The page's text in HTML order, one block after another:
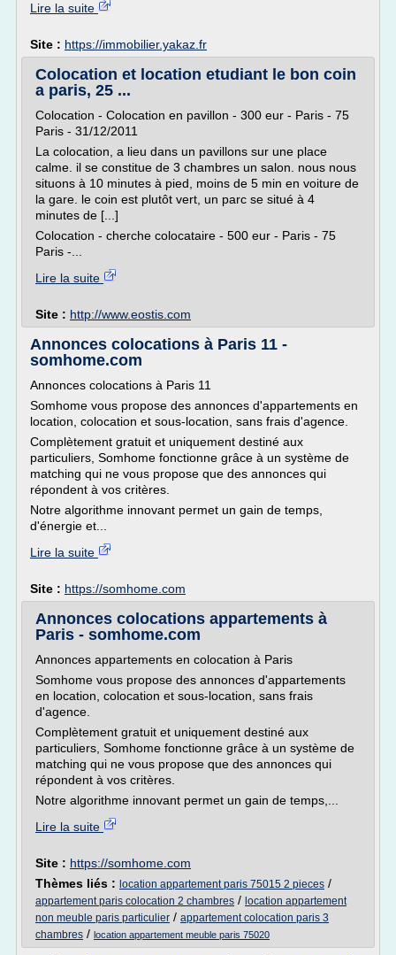
Lire la suite
Site : https://immobilier.yakaz.fr
Colocation et location etudiant le bon coin
a paris, 25 ...
Colocation - Colocation en pavillon - 300 eur - Paris - 75
Paris - 31/12/2011
La colocation, a lieu dans un pavillons sur une place
calme. il se constitue de 3 chambres un salon. nous nous
situons à 10 minutes à pied, moins de 5 min en voiture de
la gare. le coin est plutôt vert, un parc se situé à 4
minutes de [...]
Colocation - cherche colocataire - 500 eur - Paris - 75
Paris -...
Lire la suite
Site : http://www.eostis.com
Annonces colocations à Paris 11 -
somhome.com
Annonces colocations à Paris 11
Somhome vous propose des annonces d'appartements en
location, colocation et sous-location, sans frais d'agence.
Complètement gratuit et uniquement destiné aux
particuliers, Somhome fonctionne grâce à un système de
matching qui ne vous propose que des annonces qui
répondent à vos critères.
Notre algorithme innovant permet un gain de temps,
d'énergie et...
Lire la suite
Site : https://somhome.com
Annonces colocations appartements à
Paris - somhome.com
Annonces appartements en colocation à Paris
Somhome vous propose des annonces d'appartements
en location, colocation et sous-location, sans frais
d'agence.
Complètement gratuit et uniquement destiné aux
particuliers, Somhome fonctionne grâce à un système de
matching qui ne vous propose que des annonces qui
répondent à vos critères.
Notre algorithme innovant permet un gain de temps,...
Lire la suite
Site : https://somhome.com
Thèmes liés : location appartement paris 75015 2 pieces /
appartement paris colocation 2 chambres / location appartement
non meuble paris particulier / appartement colocation paris 3
chambres / location appartement meuble paris 75020